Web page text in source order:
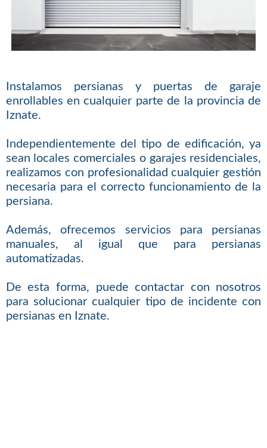
Instalamos persianas y puertas de garaje
enrollables en cualquier parte de la provincia de
Iznate.
Independientemente del tipo de edificación, ya
sean locales comerciales o garajes residenciales,
realizamos con profesionalidad cualquier gestión
necesaria para el correcto funcionamiento de la
persiana.
Además, ofrecemos servicios para persianas
manuales, al igual que para persianas
automatizadas.
De esta forma, puede contactar con nosotros
para solucionar cualquier tipo de incidente con
persianas en Iznate.